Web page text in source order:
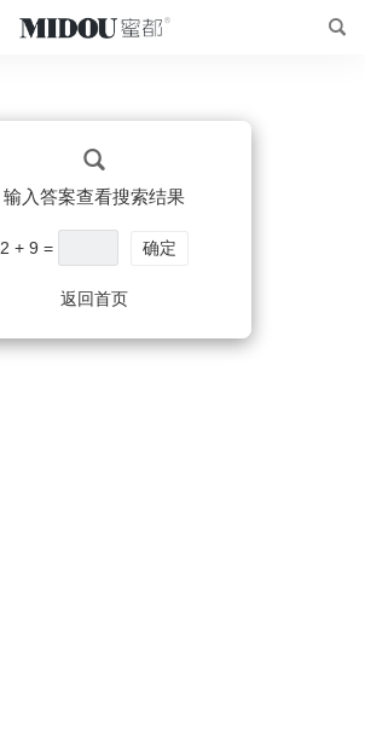
输入答案查看搜索结果
2 + 9 = 确定
返回首页